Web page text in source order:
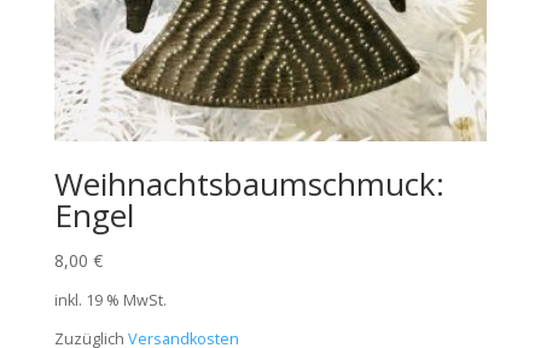
Weihnachtsbaumschmuck:
Engel
8,00 €
inkl. 19 % MwSt.
Zuzüglich Versandkosten